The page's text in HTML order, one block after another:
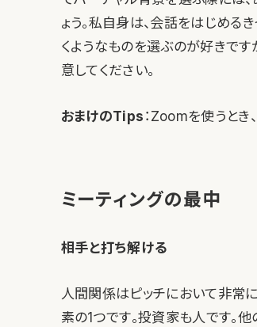
ょう。私自身は、会話をはじめる
くようなものを選ぶのが好きで
意してください。
おまけのTips：Zoomを使うとき
ミーティングの最中
相手と打ち解ける
人間関係はピッチにおいて非常
素の1つです。投資家も人です。